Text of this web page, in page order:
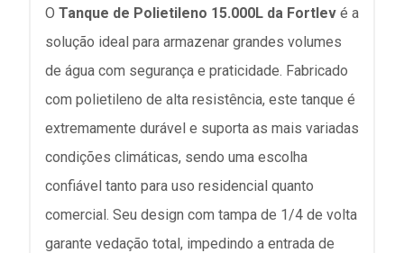
O Tanque de Polietileno 15.000L da Fortlev é a
solução ideal para armazenar grandes volumes
de água com segurança e praticidade. Fabricado
com polietileno de alta resistência, este tanque é
extremamente durável e suporta as mais variadas
condições climáticas, sendo uma escolha
confiável tanto para uso residencial quanto
comercial. Seu design com tampa de 1/4 de volta
garante vedação total, impedindo a entrada de